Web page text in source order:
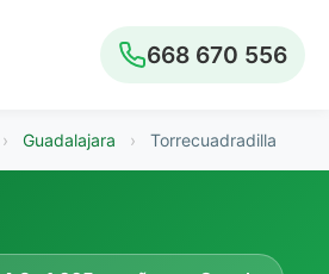
668 670 556
› Guadalajara › Torrecuadradilla